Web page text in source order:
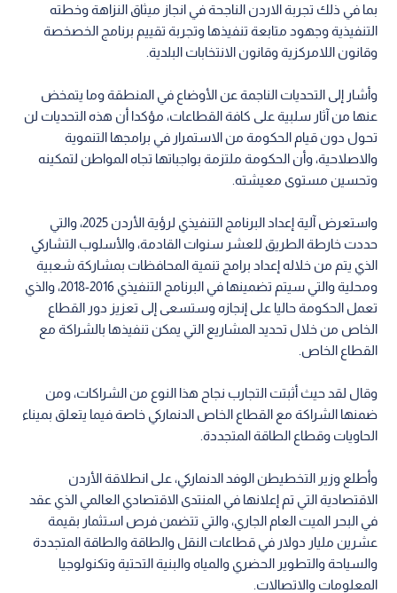
بما في ذلك تجربة الاردن الناجحة في انجاز ميثاق النزاهة وخطته
التنفيذية وجهود متابعة تنفيذها وتجربة تقييم برنامج الخصخصة
وقانون اللامركزية وقانون الانتخابات البلدية.
وأشار إلى التحديات الناجمة عن الأوضاع في المنطقة وما يتمخض
عنها من آثار سلبية على كافة القطاعات، مؤكدا أن هذه التحديات لن
تحول دون قيام الحكومة من الاستمرار في برامجها التنموية
والاصلاحية، وأن الحكومة ملتزمة بواجباتها تجاه المواطن لتمكينه
وتحسين مستوى معيشته.
واستعرض آلية إعداد البرنامج التنفيذي لرؤية الأردن 2025، والتي
حددت خارطة الطريق للعشر سنوات القادمة، والأسلوب التشاركي
الذي يتم من خلاله إعداد برامج تنمية المحافظات بمشاركة شعبية
ومحلية والتي سيتم تضمينها في البرنامج التنفيذي 2016-2018، والذي
تعمل الحكومة حاليا على إنجازه وستسعى إلى تعزيز دور القطاع
الخاص من خلال تحديد المشاريع التي يمكن تنفيذها بالشراكة مع
القطاع الخاص.
وقال لقد حيث أثبتت التجارب نجاح هذا النوع من الشراكات، ومن
ضمنها الشراكة مع القطاع الخاص الدنماركي خاصة فيما يتعلق بميناء
الحاويات وقطاع الطاقة المتجددة.
وأطلع وزير التخطيطن الوفد الدنماركي، على انطلاقة الأردن
الاقتصادية التي تم إعلانها في المنتدى الاقتصادي العالمي الذي عقد
في البحر الميت العام الجاري، والتي تتضمن فرص استثمار بقيمة
عشرين مليار دولار في قطاعات النقل والطاقة والطاقة المتجددة
والسياحة والتطوير الحضري والمياه والبنية التحتية وتكنولوجيا
المعلومات والاتصالات.